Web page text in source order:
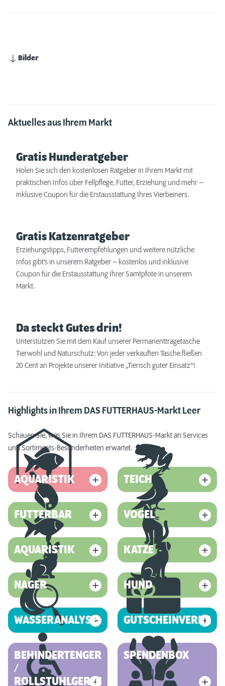
Bilder
Aktuelles aus Ihrem Markt
Gratis Hunderatgeber
Holen Sie sich den kostenlosen Ratgeber in Ihrem Markt mit
praktischen Infos über Fellpflege, Futter, Erziehung und mehr –
inklusive Coupon für die Erstausstattung Ihres Vierbeiners.
Gratis Katzenratgeber
Erziehungstipps, Futterempfehlungen und weitere nützliche
Infos gibt’s in unserem Ratgeber – kostenlos und inklusive
Coupon für die Erstausstattung Ihrer Samtpfote in unserem
Markt.
Da steckt Gutes drin!
Unterstützen Sie mit dem Kauf unserer Permanenttragetasche
Tierwohl und Naturschutz: Von jeder verkauften Tasche fließen
20 Cent an Projekte unserer Initiative „Tierisch guter Einsatz“!
Highlights in Ihrem DAS FUTTERHAUS-Markt Leer
Schauen Sie, was Sie in Ihrem DAS FUTTERHAUS-Markt an Services
und Sortiments-Besonderheiten erwartet.
AQUARISTIK TEICH
FUTTERBAR VOGEL
AQUARISTIK KATZE
NAGER HUND
WASSERANALYSE GUTSCHEINVERKAUF
BEHINDERTENGERECHT
/
ROLLSTUHLGERECHT
SPENDENBOX